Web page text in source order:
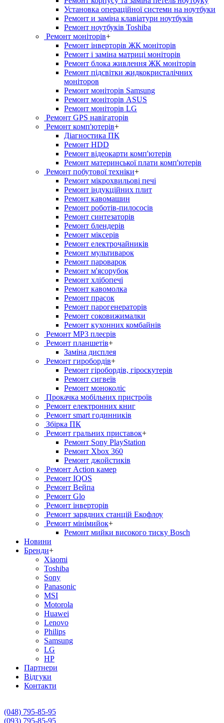
Установка операційної системи на ноутбуки
Ремонт и заміна клавіатури ноутбуків
Ремонт ноутбуків Toshiba
Ремонт моніторів+
Ремонт інверторів ЖК моніторів
Ремонт і заміна матриці моніторів
Ремонт блока живлення ЖК моніторів
Ремонт підсвітки жидкокристалічних
моніторов
Ремонт моніторів Samsung
Ремонт моніторів ASUS
Ремонт моніторів LG
Ремонт GPS навігаторів
Ремонт комп'ютерів+
Діагностика ПК
Ремонт HDD
Ремонт відеокарти комп'ютерів
Ремонт материнської плати комп'ютерів
Ремонт побутової техніки+
Ремонт мікрохвильові печі
Ремонт індукційних плит
Ремонт кавомашин
Ремонт роботів-пилососів
Ремонт синтезаторів
Ремонт блендерiв
Ремонт мiксерiв
Ремонт електрочайників
Ремонт мультиварок
Ремонт пароварок
Ремонт м'ясорубок
Ремонт хлiбопечi
Ремонт кавомолка
Ремонт прасок
Ремонт парогенераторiв
Ремонт соковижималки
Ремонт кухонних комбайнів
Ремонт MP3 плеєрів
Ремонт планшетів+
Заміна дисплея
Ремонт гиробордiв+
Ремонт гіробордів, гіроскутерів
Ремонт сигвеїв
Ремонт моноколіс
Прокачка мобільних пристроїв
Ремонт електронних книг
Ремонт smart годинників
Збірка ПК
Ремонт гральних приставок+
Ремонт Sony PlayStation
Ремонт Xbox 360
Ремонт джойстиків
Ремонт Action камер
Ремонт IQOS
Ремонт Вейпа
Ремонт Glo
Ремонт інверторів
Ремонт зарядних станцій Екофлоу
Ремонт мiнiмийок+
Ремонт мийки високого тиску Bosch
Новини
Бренди+
Xiaomi
Toshiba
Sony
Panasonic
MSI
Motorola
Huawei
Lenovo
Philips
Samsung
LG
HP
Партнери
Вiдгуки
Контакти
(048) 795-85-95
(093) 795-85-95